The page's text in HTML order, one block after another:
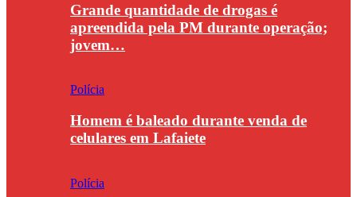
Grande quantidade de drogas é
apreendida pela PM durante operação;
jovem…
Polícia
Homem é baleado durante venda de
celulares em Lafaiete
Polícia